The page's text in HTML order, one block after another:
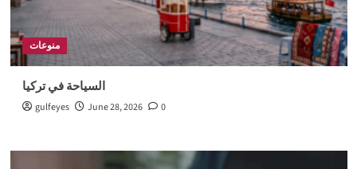
منوعات
السياحة في تركيا
gulfeyes June 28, 2026 0